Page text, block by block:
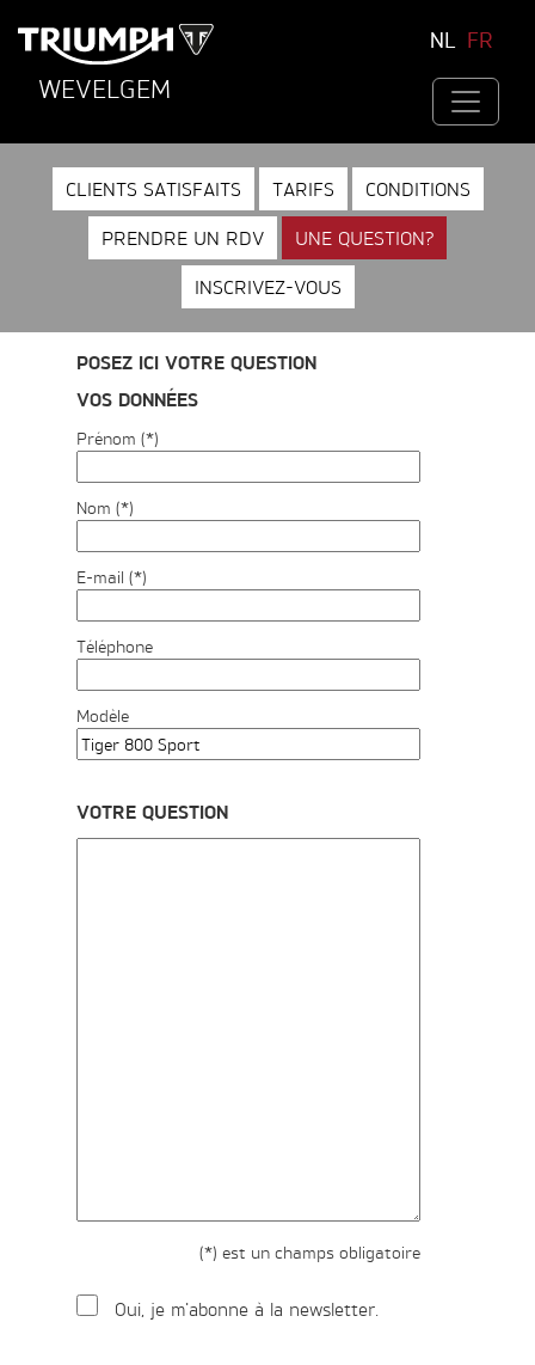
NL FR
WEVELGEM
CLIENTS SATISFAITS TARIFS CONDITIONS
PRENDRE UN RDV UNE QUESTION?
INSCRIVEZ-VOUS
POSEZ ICI VOTRE QUESTION
VOS DONNÉES
Prénom (*)
Nom (*)
E-mail (*)
Téléphone
Modèle
VOTRE QUESTION
(*) est un champs obligatoire
Oui, je m'abonne à la newsletter.